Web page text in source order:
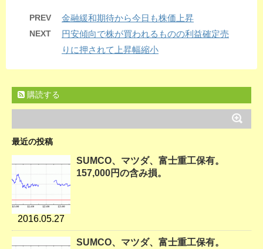
PREV 金融緩和期待から今日も株価上昇
NEXT
円安傾向で株が買われるものの利益確定売
りに押されて上昇幅縮小
購読する
最近の投稿
2016.05.27
SUMCO、マツダ、富士重工保有。
157,000円の含み損。
SUMCO、マツダ、富士重工保有。